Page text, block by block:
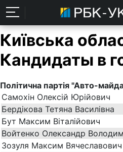
Київська
Кандидаты в
Політична партія "Авто-
Самохін Олексій Юрійович
Бердікова Тетяна Василівна
Бут Максим Віталійович
Войтенко Олександр
Зозуля Максим Вячеславович